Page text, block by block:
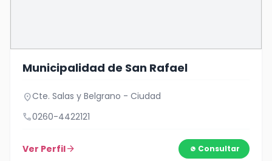
Municipalidad de San Rafael
location_onCte. Salas y Belgrano - Ciudad
call0260-4422121
Ver Perfilarrow_forward Consultar